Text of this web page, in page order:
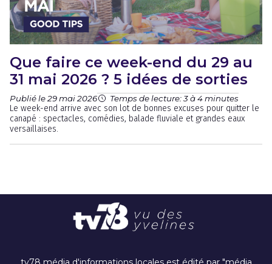
Que faire ce week-end du 29 au
31 mai 2026 ? 5 idées de sorties
Publié le 29 mai 2026 Temps de lecture: 3 à 4 minutes
Le week-end arrive avec son lot de bonnes excuses pour quitter le
canapé : spectacles, comédies, balade fluviale et grandes eaux
versaillaises.